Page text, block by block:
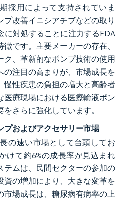
採用によって支持されていま
改善イニシアチブなどの取り
に対処することに注力するFDA
です。主要メーカーの存在、
ク、革新的なポンプ技術の使用
の注目の高まりが、市場成長を
慢性疾患の負担の増大と高齢者
医療現場における医療輸液ポン
さらに強化しています。
プおよびアクセサリー市場
の速い市場として台頭してお
けて約6%の成長率が見込まれ
テムは、民間セクターの参加の
資の増加により、大きな変革を
市場成長は、糖尿病有病率の上